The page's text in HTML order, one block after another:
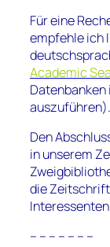
Für eine
empfehle ich
Academic
auszuführen).
Den
in unserem
die Zeitschrift
– – – – – – –